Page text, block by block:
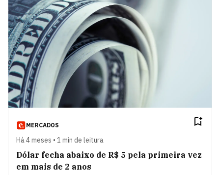
MERCADOS
Há 4 meses • 1 min de leitura
Dólar fecha abaixo de R$ 5 pela primeira vez
em mais de 2 anos